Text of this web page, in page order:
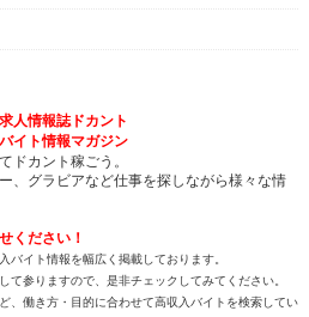
人情報誌ドカント
イト情報マガジン
ドカント稼ごう。
、グラビアなど仕事を探しながら様々な情
ください！
バイト情報を幅広く掲載しております。
参りますので、是非チェックしてみてください。
、働き方・目的に合わせて高収入バイトを検索してい